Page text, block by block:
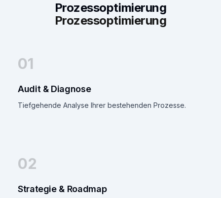
Prozessoptimierung
Prozessoptimierung
01
Audit & Diagnose
Tiefgehende Analyse Ihrer bestehenden Prozesse.
02
Strategie & Roadmap